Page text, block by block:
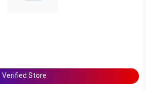
Verified Store